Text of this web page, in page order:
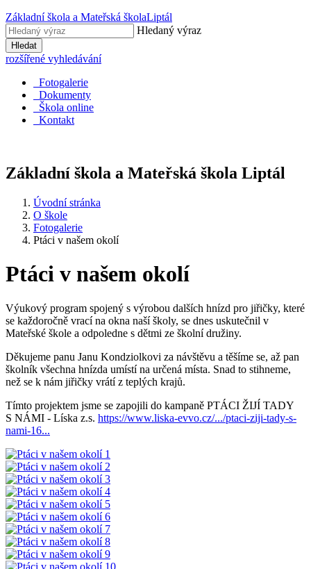
Základní škola a Mateřská školaLiptál
Hledaný výraz
Hledat
rozšířené vyhledávání
Fotogalerie
Dokumenty
Škola online
Kontakt
Základní škola a Mateřská škola Liptál
Úvodní stránka
O škole
Fotogalerie
Ptáci v našem okolí
Ptáci v našem okolí
Výukový program spojený s výrobou dalších hnízd pro jiřičky, které
se každoročně vrací na okna naší školy, se dnes uskutečnil v
Mateřské škole a odpoledne s dětmi ze školní družiny.
Děkujeme panu Janu Kondziolkovi za návštěvu a těšíme se, až pan
školník všechna hnízda umístí na určená místa. Snad to stihneme,
než se k nám jiřičky vrátí z teplých krajů.
Tímto projektem jsme se zapojili do kampaně PTÁCI ŽIJÍ TADY
S NÁMI - Líska z.s. https://www.liska-evvo.cz/.../ptaci-ziji-tady-s-
nami-16...